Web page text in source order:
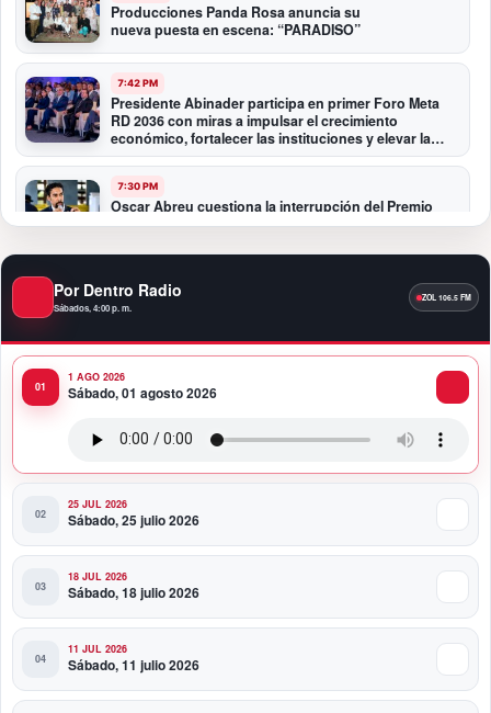
Producciones Panda Rosa anuncia su
nueva puesta en escena: “PARADISO”
7:42 PM
Presidente Abinader participa en primer Foro Meta
RD 2036 con miras a impulsar el crecimiento
económico, fortalecer las instituciones y elevar la
productividad
7:30 PM
Oscar Abreu cuestiona la interrupción del Premio
Nacional de Artes Visuales: “Un país que deja de
12:40 AM
Fortaleza del peso responde a fundamentos
experta
11:58 PM
Político/Comunicaciones
Por Dentro Radio
Sábados, 4:00 p. m.
1 AGO 2026
Sábado, 01 agosto 2026
25 JUL 2026
Sábado, 25 julio 2026
18 JUL 2026
Sábado, 18 julio 2026
11 JUL 2026
Sábado, 11 julio 2026